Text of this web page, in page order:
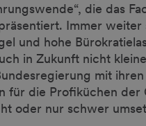
die das
Immer
und hohe
in Zukunft nicht
mit
für die Profiküchen
oder nur schwer